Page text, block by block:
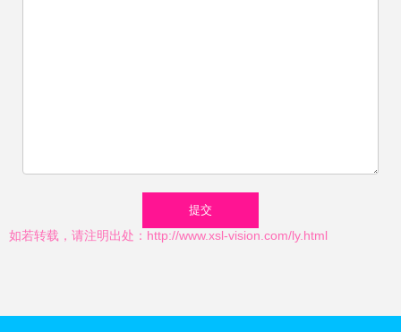
如若转载，请注明出处：http://www.xsl-vision.com/ly.html